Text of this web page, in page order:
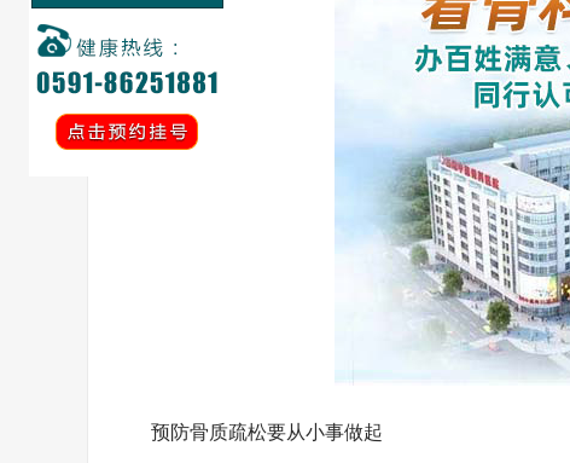
预防骨质疏松要从小事做起